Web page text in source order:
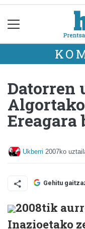
Datorren
Ukberri 2007ko
Gehitu
2008tik
Inazioetako